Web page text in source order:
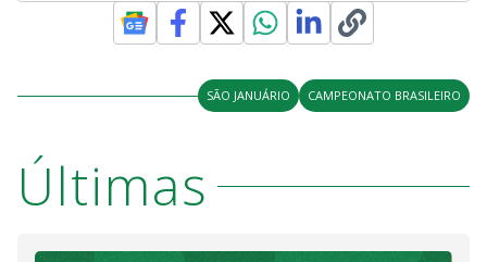
SÃO JANUÁRIO CAMPEONATO BRASILEIRO
Últimas